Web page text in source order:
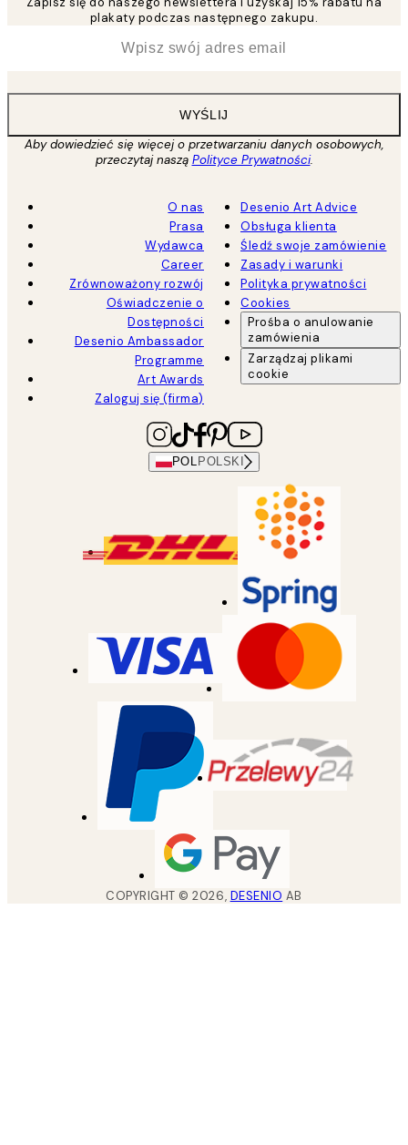
plakaty podczas następnego zakupu.
WYŚLIJ
Aby dowiedzieć się więcej o przetwarzaniu danych osobowych,
przeczytaj naszą Polityce Prywatności.
O nas
Prasa
Wydawca
Career
Zrównoważony rozwój
Oświadczenie o
Dostępności
Desenio Ambassador
Programme
Art Awards
Zaloguj się (firma)
Desenio Art Advice
Obsługa klienta
Śledź swoje zamówienie
Zasady i warunki
Polityka prywatności
Cookies
Prośba o anulowanie
zamówienia
Zarządzaj plikami
cookie
POL POLSKI
COPYRIGHT ©2026, DESENIO AB